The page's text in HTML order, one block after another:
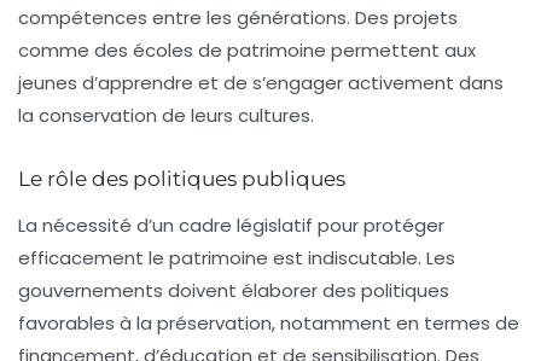
compétences entre les générations. Des projets
comme des écoles de patrimoine permettent aux
jeunes d’apprendre et de s’engager activement dans
la conservation de leurs cultures.
Le rôle des politiques publiques
La nécessité d’un cadre législatif pour protéger
efficacement le patrimoine est indiscutable. Les
gouvernements doivent élaborer des politiques
favorables à la préservation, notamment en termes de